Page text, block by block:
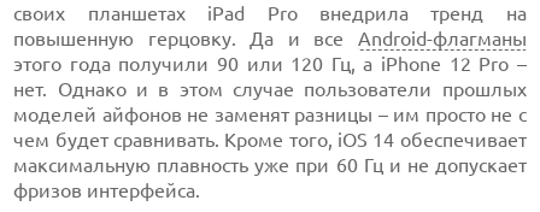
своих планшетах iPad Pro внедрила тренд на
повышенную герцовку. Да и все Android-флагманы
этого года получили 90 или 120 Гц, а iPhone 12 Pro –
нет. Однако и в этом случае пользователи прошлых
моделей айфонов не заменят разницы – им просто не с
чем будет сравнивать. Кроме того, iOS 14 обеспечивает
максимальную плавность уже при 60 Гц и не допускает
фризов интерфейса.